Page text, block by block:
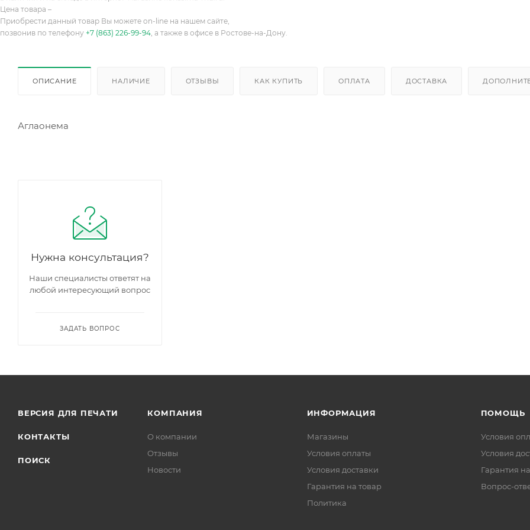
Цена товара –
Приобрести данный товар Вы можете on-line на нашем сайте,
позвонив по телефону +7 (863) 226-99-94, а также в офисе в Ростове-на-Дону.
ОПИСАНИЕ НАЛИЧИЕ ОТЗЫВЫ КАК КУПИТЬ ОПЛАТА ДОСТАВКА
Аглаонема
Нужна консультация?
Наши специалисты ответят на
любой интересующий вопрос
ЗАДАТЬ ВОПРОС
ВЕРСИЯ ДЛЯ ПЕЧАТИ
КОНТАКТЫ
ПОИСК
КОМПАНИЯ
О компании
Отзывы
Новости
ИНФОРМАЦИЯ
Магазины
Условия оплаты
Условия доставки
Гарантия на товар
Политика
ПОМОЩЬ
Условия
Условия
Гарантия
Вопрос-